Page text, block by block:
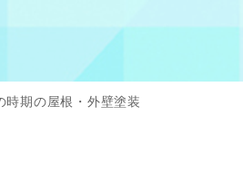
時期の屋根・外壁塗装